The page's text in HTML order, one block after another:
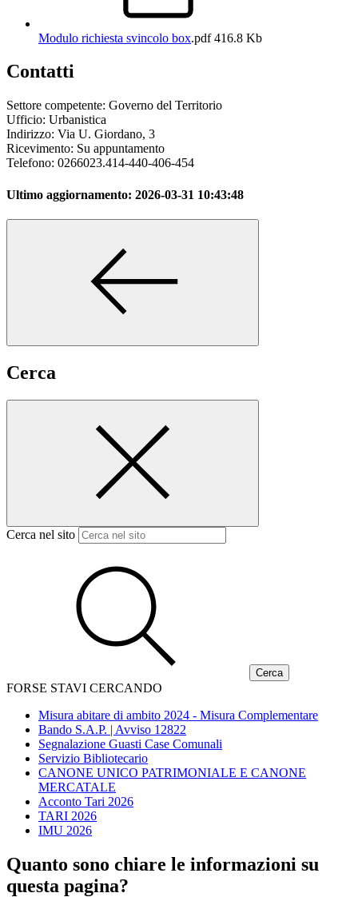
Modulo richiesta svincolo box.pdf416.8 Kb
Contatti
Settore competente: Governo del Territorio
Ufficio: Urbanistica
Indirizzo: Via U. Giordano, 3
Ricevimento: Su appuntamento
Telefono: 0266023.414-440-406-454
Ultimo aggiornamento: 2026-03-31 10:43:48
Cerca
Cerca nel sito
FORSE STAVI CERCANDO
Misura abitare di ambito 2024 - Misura Complementare
Bando S.A.P. | Avviso 12822
Segnalazione Guasti Case Comunali
Servizio Bibliotecario
CANONE UNICO PATRIMONIALE E CANONE
MERCATALE
Acconto Tari 2026
TARI 2026
IMU 2026
Quanto sono chiare le informazioni su
questa pagina?